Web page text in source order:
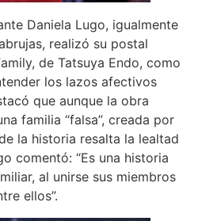
Daniela Lugo, igualmente
realizó su postal
de Tatsuya Endo, como
los lazos afectivos
que aunque la obra
familia “falsa”, creada por
la historia resalta la lealtad
comentó: “Es una historia
al unirse sus miembros
ellos”.